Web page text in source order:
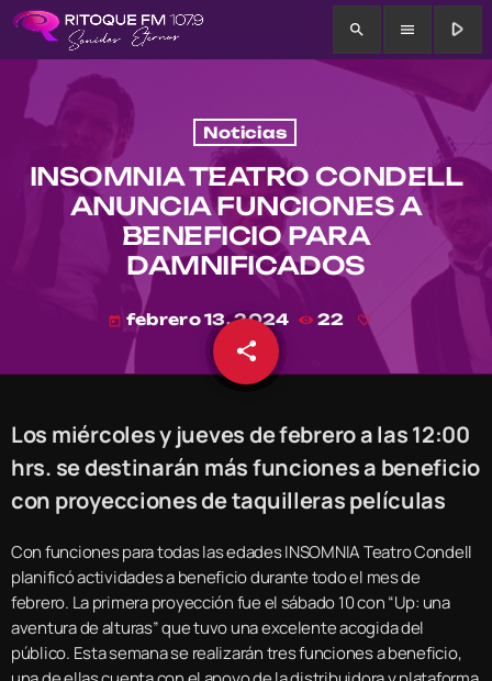
search menu play_arrow
Noticias
INSOMNIA TEATRO CONDELL
ANUNCIA FUNCIONES A
BENEFICIO PARA
DAMNIFICADOS
today febrero 13, 2024 22
share
email
Los miércoles y jueves de febrero a las 12:00
hrs. se destinarán más funciones a beneficio
con proyecciones de taquilleras películas
Con funciones para todas las edades INSOMNIA Teatro Condell
planificó actividades a beneficio durante todo el mes de
febrero. La primera proyección fue el sábado 10 con “Up: una
aventura de alturas” que tuvo una excelente acogida del
público. Esta semana se realizarán tres funciones a beneficio,